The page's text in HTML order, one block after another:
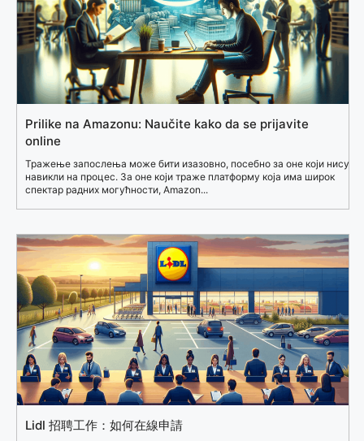
Prilike na Amazonu: Naučite kako da se prijavite
online
Тражење запослења може бити изазовно, посебно за оне који нису
навикли на процес. За оне који траже платформу која има широк
спектар радних могућности, Amazon...
Lidl 招聘工作：如何在線申請